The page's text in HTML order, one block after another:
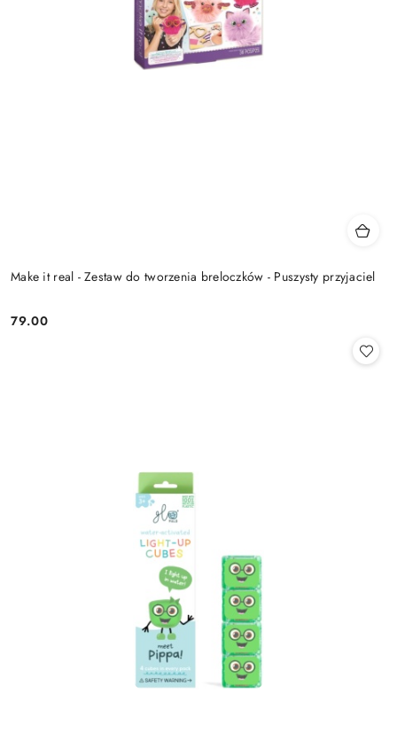
Make it real - Zestaw do tworzenia breloczków - Puszysty przyjaciel
Cena:
79.00